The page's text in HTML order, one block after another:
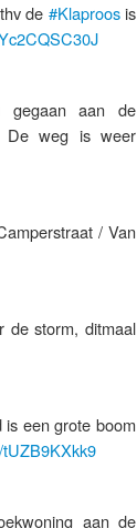
de #Klaproosis
gegaan aan de
De weg is weer
/ Van
de storm, ditmaal
een grote boom
aan de